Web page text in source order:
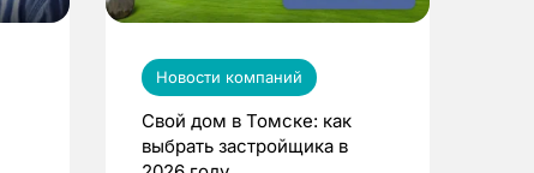
Новости компаний
Свой дом в Томске: как
выбрать застройщика в